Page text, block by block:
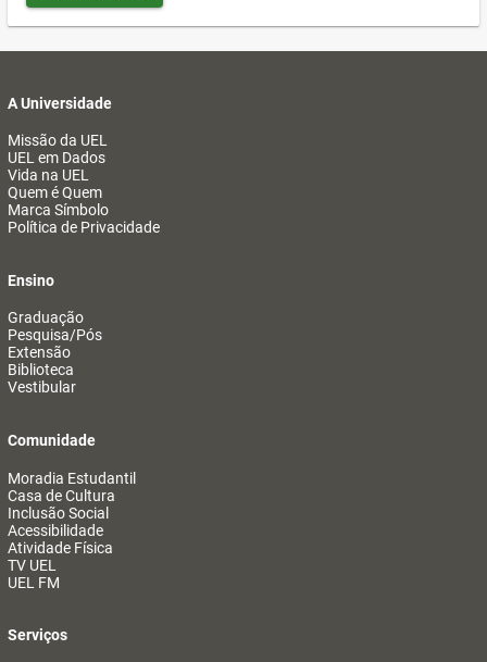
A Universidade
Missão da UEL
UEL em Dados
Vida na UEL
Quem é Quem
Marca Símbolo
Política de Privacidade
Ensino
Graduação
Pesquisa/Pós
Extensão
Biblioteca
Vestibular
Comunidade
Moradia Estudantil
Casa de Cultura
Inclusão Social
Acessibilidade
Atividade Física
TV UEL
UEL FM
Serviços